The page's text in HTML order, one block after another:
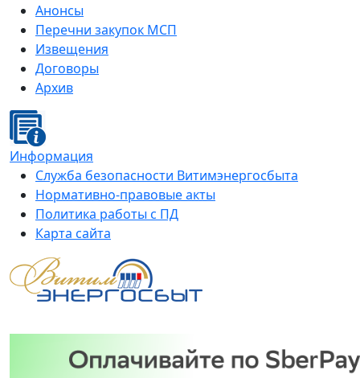
Анонсы
Перечни закупок МСП
Извещения
Договоры
Архив
Информация
Служба безопасности Витимэнергосбыта
Нормативно-правовые акты
Политика работы с ПД
Карта сайта